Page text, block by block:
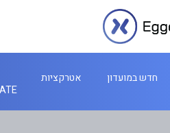
חדש במועדון אטרקציות